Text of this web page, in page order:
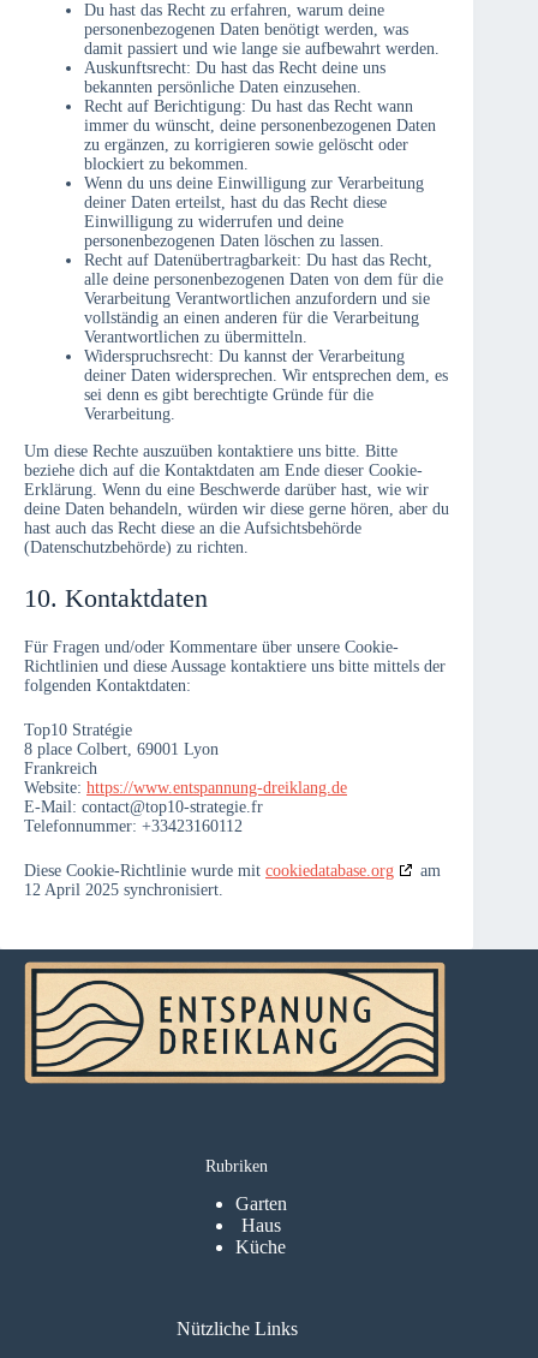
Du hast das Recht zu erfahren, warum deine
personenbezogenen Daten benötigt werden, was
damit passiert und wie lange sie aufbewahrt werden.
Auskunftsrecht: Du hast das Recht deine uns
bekannten persönliche Daten einzusehen.
Recht auf Berichtigung: Du hast das Recht wann
immer du wünscht, deine personenbezogenen Daten
zu ergänzen, zu korrigieren sowie gelöscht oder
blockiert zu bekommen.
Wenn du uns deine Einwilligung zur Verarbeitung
deiner Daten erteilst, hast du das Recht diese
Einwilligung zu widerrufen und deine
personenbezogenen Daten löschen zu lassen.
Recht auf Datenübertragbarkeit: Du hast das Recht,
alle deine personenbezogenen Daten von dem für die
Verarbeitung Verantwortlichen anzufordern und sie
vollständig an einen anderen für die Verarbeitung
Verantwortlichen zu übermitteln.
Widerspruchsrecht: Du kannst der Verarbeitung
deiner Daten widersprechen. Wir entsprechen dem, es
sei denn es gibt berechtigte Gründe für die
Verarbeitung.
Um diese Rechte auszuüben kontaktiere uns bitte. Bitte
beziehe dich auf die Kontaktdaten am Ende dieser Cookie-
Erklärung. Wenn du eine Beschwerde darüber hast, wie wir
deine Daten behandeln, würden wir diese gerne hören, aber du
hast auch das Recht diese an die Aufsichtsbehörde
(Datenschutzbehörde) zu richten.
10. Kontaktdaten
Für Fragen und/oder Kommentare über unsere Cookie-
Richtlinien und diese Aussage kontaktiere uns bitte mittels der
folgenden Kontaktdaten:
Top10 Stratégie
8 place Colbert, 69001 Lyon
Frankreich
Website: https://www.entspannung-dreiklang.de
E-Mail: contact@top10-strategie.fr
Telefonnummer: +33423160112
Diese Cookie-Richtlinie wurde mit cookiedatabase.org
am
12 April 2025 synchronisiert.
Rubriken
Garten
Haus
Küche
Nützliche Links